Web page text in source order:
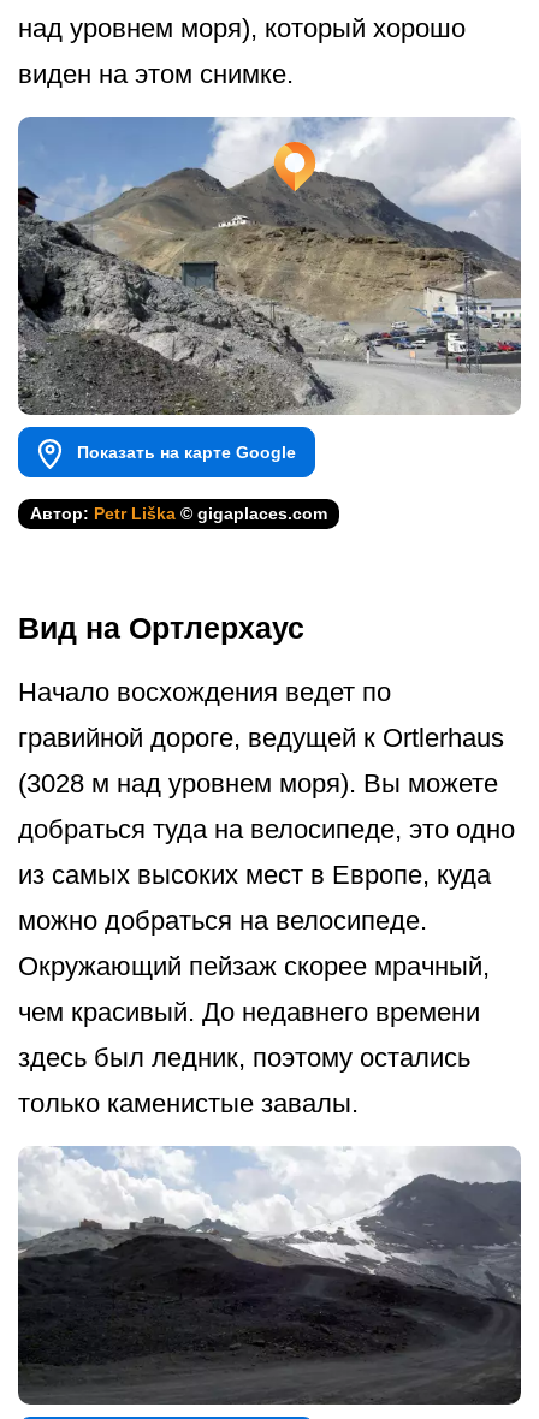
над уровнем моря), который хорошо
виден на этом снимке.
Показать на карте Google
Автор: Petr Liška © gigaplaces.com
Вид на Ортлерхаус
Начало восхождения ведет по
гравийной дороге, ведущей к Ortlerhaus
(3028 м над уровнем моря). Вы можете
добраться туда на велосипеде, это одно
из самых высоких мест в Европе, куда
можно добраться на велосипеде.
Окружающий пейзаж скорее мрачный,
чем красивый. До недавнего времени
здесь был ледник, поэтому остались
только каменистые завалы.